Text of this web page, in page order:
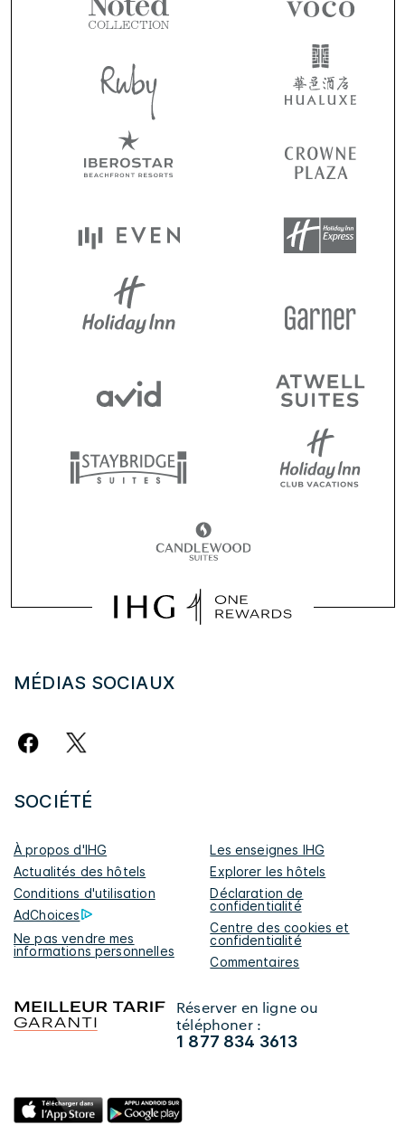
MÉDIAS SOCIAUX
SOCIÉTÉ
À propos d'IHG
Les enseignes IHG
Actualités des hôtels
Explorer les hôtels
Conditions d'utilisation
Déclaration de
confidentialité
AdChoices
Centre des cookies et
confidentialité
Ne pas vendre mes
informations personnelles
Commentaires
Réserver en ligne ou
téléphoner :
1 877 834 3613